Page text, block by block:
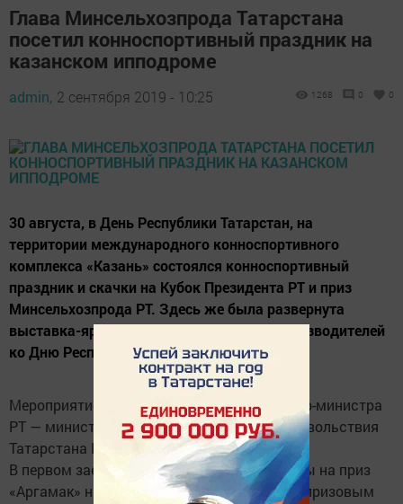
Глава Минсельхозпрода Татарстана
посетил конноспортивный праздник на
казанском ипподроме
admin, 2 сентября 2019 - 10:25 1268 0 0
30 августа, в День Республики Татарстан, на
территории международного конноспортивного
комплекса «Казань» состоялся конноспортивный
праздник и скачки на Кубок Президента РТ и приз
Минсельхозпрода РТ. Здесь же была развернута
выставка-ярмарка продукции сельхозпроизводителей
ко Дню Республики
Мероприятие посетил заместитель Премьер-министра
РТ — министр сельского хозяйства и продовольствия
Татарстана Марат Ахметов.
В первом заезде лошадей татарской породы на приз
«Аргамак» на дистанции в 2 тыс. метров с призовым